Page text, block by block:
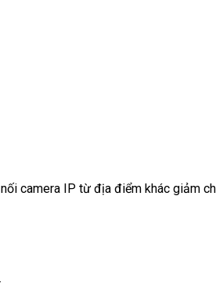
camera IP từ địa điểm khác giảm